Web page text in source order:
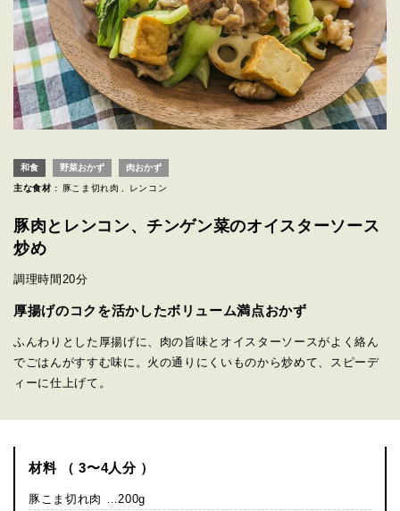
和食 野菜おかず 肉おかず
主な食材 : 豚こま切れ肉 レンコン
豚肉とレンコン、チンゲン菜のオイスターソース
炒め
調理時間 20分
厚揚げのコクを活かしたボリューム満点おかず
ふんわりとした厚揚げに、肉の旨味とオイスターソースがよく絡ん
でごはんがすすむ味に。火の通りにくいものから炒めて、スピーデ
ィーに仕上げて。
材料 （ 3〜4人分 ）
豚こま切れ肉 …200g